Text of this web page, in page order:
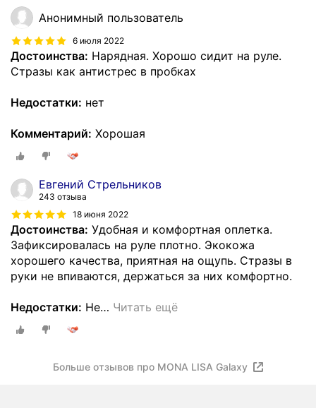
Анонимный пользователь
6 июля 2022
Достоинства: Нарядная. Хорошо сидит на руле.
Стразы как антистрес в пробках
Недостатки: нет
Комментарий: Хорошая
Евгений Стрельников
243 отзыва
18 июня 2022
Достоинства: Удобная и комфортная оплетка.
Зафиксировалась на руле плотно. Экокожа
хорошего качества, приятная на ощупь. Стразы в
руки не впиваются, держаться за них комфортно.
Недостатки: Не… Читать ещё
Больше отзывов про MONA LISA Galaxy